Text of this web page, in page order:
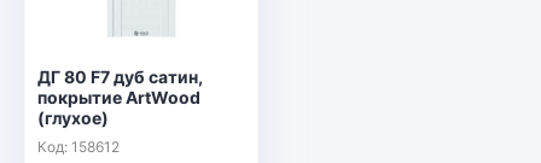
ДГ 80 F7 дуб сатин,
покрытие ArtWood
(глухое)
Код: 158612